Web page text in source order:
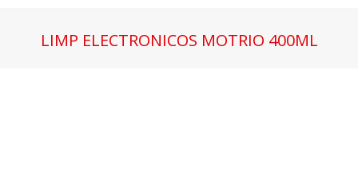
LIMP ELECTRONICOS MOTRIO 400ML